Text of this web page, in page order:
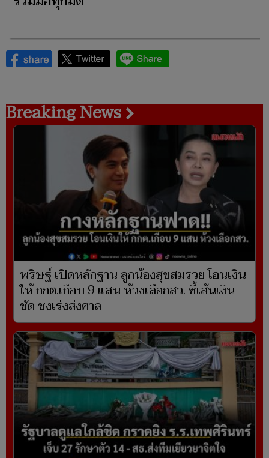
Breaking News
พริษฐ์ เปิดหลักฐาน ลูกน้องสุขสมรวย โอนเงิน
ให้ กกต.เกือบ 9 แสน ห้วงเลือกสว. ชี้เส้นเงิน
ชัด ชงเร่งส่งศาล